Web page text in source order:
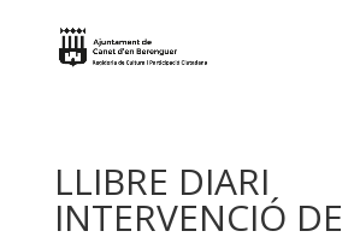
LLIBRE DIARI
INTERVENCIÓ DE